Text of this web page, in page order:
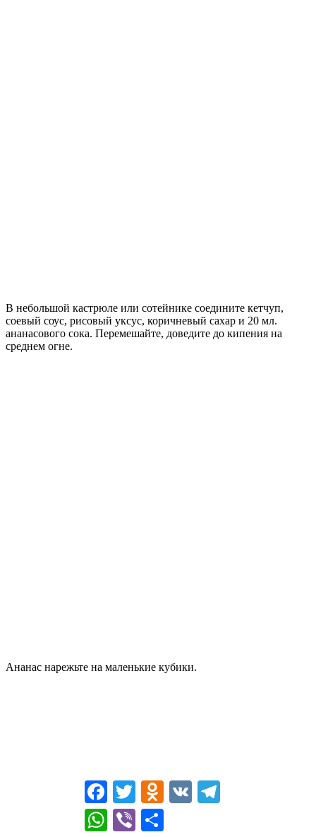
В небольшой кастрюле или сотейнике соедините кетчуп,
соевый соус, рисовый уксус, коричневый сахар и 20 мл.
ананасового сока. Перемешайте, доведите до кипения на
среднем огне.
Ананас нарежьте на маленькие кубики.
FacebookTwitter Odnoklassniki
VK
WhatsApp
Viber